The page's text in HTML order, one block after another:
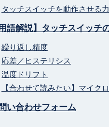
タッチスイッチを動作させる力
用語解説】タッチスイッチ
繰り返し精度
応差／ヒステリシス
温度ドリフト
【合わせて読みたい】マイク
い合わせフォーム